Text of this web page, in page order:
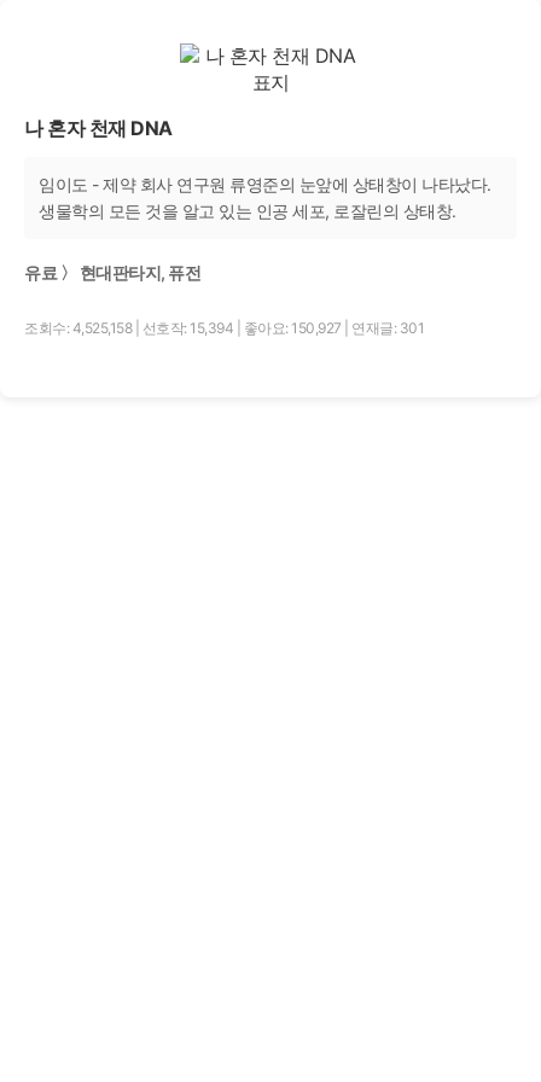
나 혼자 천재 DNA
임이도 - 제약 회사 연구원 류영준의 눈앞에 상태창이 나타났다.
생물학의 모든 것을 알고 있는 인공 세포, 로잘린의 상태창.
유료 〉 현대판타지, 퓨전
조회수: 4,525,158 선호작: 15,394 좋아요: 150,927 연재글: 301